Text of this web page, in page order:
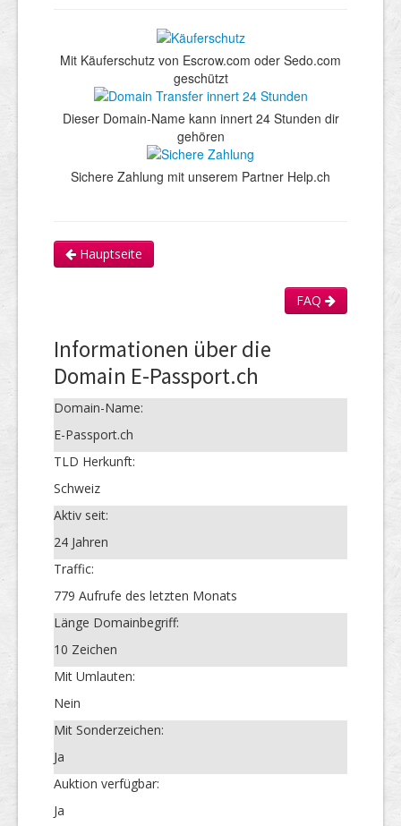
Mit Käuferschutz von Escrow.com oder Sedo.com
geschützt
Dieser Domain-Name kann innert 24 Stunden dir
gehören
Sichere Zahlung mit unserem Partner Help.ch
Hauptseite
FAQ
Informationen über die
Domain E-Passport.ch
Domain-Name:
E-Passport.ch
TLD Herkunft:
Schweiz
Aktiv seit:
24 Jahren
Traffic:
779 Aufrufe des letzten Monats
Länge Domainbegriff:
10 Zeichen
Mit Umlauten:
Nein
Mit Sonderzeichen:
Ja
Auktion verfügbar:
Ja